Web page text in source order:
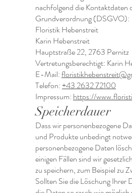
nachfolgend die
Grundverordnung (DSGVO):
Floristik Hebenstreit
Karin Hebenstreit
Hauptstraße 22, 2763 Pernitz
Vertretungsberechtigt: Karin
E-Mail:
Telefon:+43 2632 72100
Impressum: https://
Speicherdauer
Dass wir personenbezogene
und Produkte unbedingt
personenbezogene Daten
einigen Fällen sind wir
zu speichern, zum Beispiel zu
Sollten Sie die Löschung Ihrer